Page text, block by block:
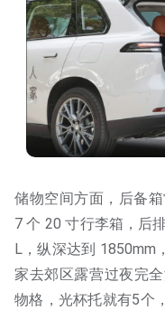
储物空间方面，后备
7 个 20 寸行李箱，后
L，纵深达到 1850mm
家去郊区露营过夜完
物格，光杯托就有5个